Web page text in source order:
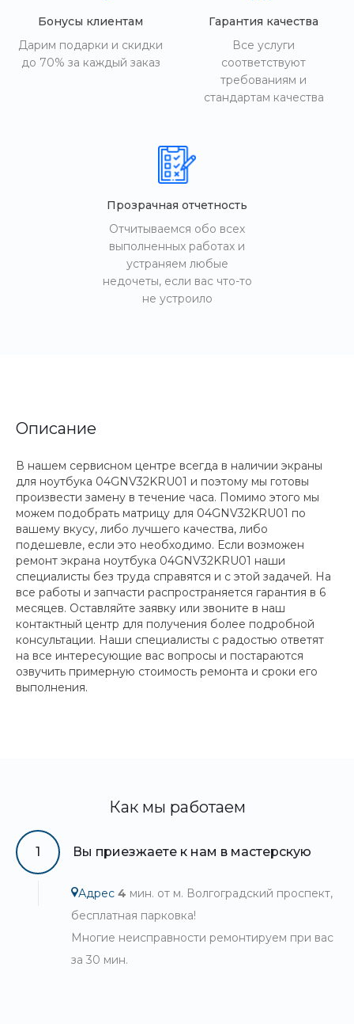
Бонусы клиентам
Дарим подарки и скидки
до 70% за каждый заказ
Гарантия качества
Все услуги
соответствуют
требованиям и
стандартам качества
Прозрачная отчетность
Отчитываемся обо всех
выполненных работах и
устраняем любые
недочеты, если вас что-то
не устроило
Описание
В нашем сервисном центре всегда в наличии экраны
для ноутбука 04GNV32KRU01 и поэтому мы готовы
произвести замену в течение часа. Помимо этого мы
можем подобрать матрицу для 04GNV32KRU01 по
вашему вкусу, либо лучшего качества, либо
подешевле, если это необходимо. Если возможен
ремонт экрана ноутбука 04GNV32KRU01 наши
специалисты без труда справятся и с этой задачей. На
все работы и запчасти распространяется гарантия в 6
месяцев. Оставляйте заявку или звоните в наш
контактный центр для получения более подробной
консультации. Наши специалисты с радостью ответят
на все интересующие вас вопросы и постараются
озвучить примерную стоимость ремонта и сроки его
выполнения.
Как мы работаем
1 Вы приезжаете к нам в мастерскую
Адрес 4 мин. от м. Волгоградский проспект,
бесплатная парковка!
Многие неисправности ремонтируем при вас
за 30 мин.